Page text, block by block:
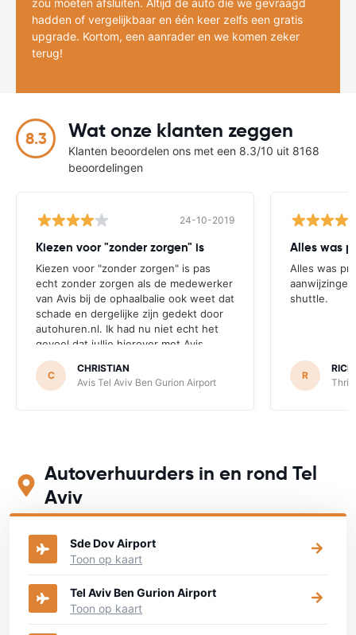
hadden of vergelijkbaar en één keer zelfs een gratis
upgrade. Kortom, een aanrader en we komen zeker
terug!
8.3 Wat onze klanten zeggen
Klanten beoordelen ons met een 8.3/10 uit 8168
beoordelingen
24-10-2019
Kiezen voor "zonder zorgen" is
Kiezen voor "zonder zorgen" is pas
echt zonder zorgen als de medewerker
van Avis bij de ophaalbalie ook weet dat
schade en dergelijke zijn gedekt door
autohuren.nl. Ik had nu niet echt het
gevoel dat jullie hierover met Avis
hebben gecommuniceerd.
C
CHRISTIAN
Avis Tel Aviv Ben Gurion Airport
Alles was
Alles was
shuttle.
R
Autoverhuurders in en rond Tel
Aviv
Bekijk op onderstaande kaart waar je een auto kunt huren
Sde Dov Airport
Toon op kaart
Tel Aviv Ben Gurion Airport
Toon op kaart